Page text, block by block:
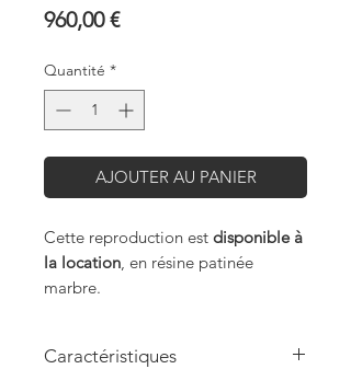
960,00 €Prix
Quantité *
AJOUTER AU PANIER
Cette reproduction est disponible à
la location, en résine patinée
marbre.
Caractéristiques